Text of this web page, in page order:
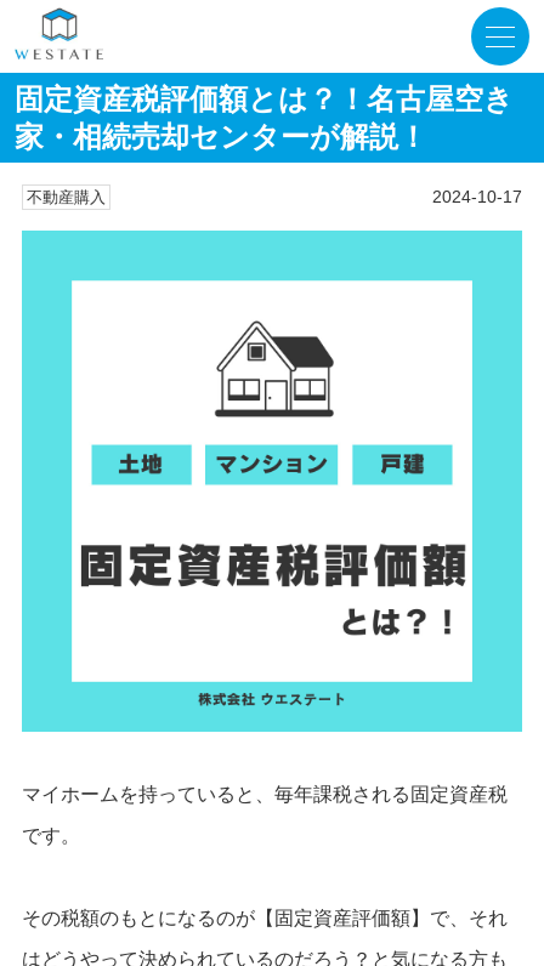
固定資産税評価額とは？！名古屋空き
家・相続売却センターが解説！
不動産購入 2024-10-17
マイホームを持っていると、毎年課税される固定資産税
です。
その税額のもとになるのが【固定資産評価額】で、それ
はどうやって決められているのだろう？と気になる方も